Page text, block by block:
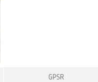
GPSR